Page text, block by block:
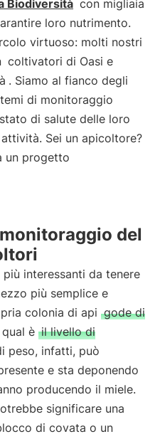
Biodiversità con migliaia
loro nutrimento.
virtuoso: molti nostri
coltivatori di Oasi e
. Siamo al fianco degli
di monitoraggio
di salute delle loro
Sei un apicoltore?
un progetto
del
interessanti da tenere
più semplice e
colonia di api gode di
è il livello di
peso, infatti, può
e sta deponendo
producendo il miele.
significare una
di covata o un